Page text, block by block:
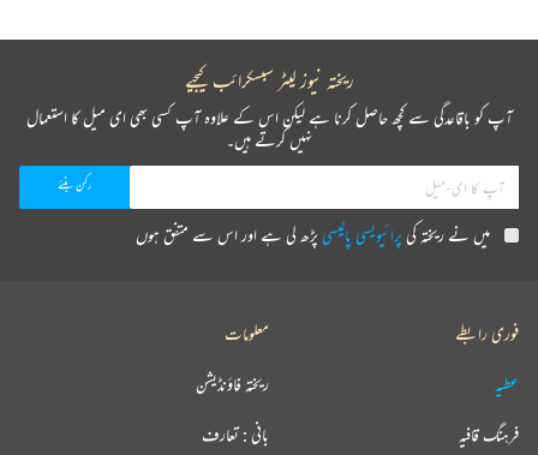
ریختہ نیوز لیٹر سبسکرائب کیجیے
آپ کو باقاعدگی سے کچھ حاصل کرنا ہے لیکن اس کے علاوہ آپ کسی بھی ای میل کا استعمال
نہیں کرتے ہیں۔
میں نے ریختہ کیپرائیویسی پالیسیپڑھ لی ہے اور اس سے متفق ہوں
فوری رابطے
عطیہ
فرہنگ قافیہ
معلومات
ریختہ فاؤنڈیشن
بانی : تعارف